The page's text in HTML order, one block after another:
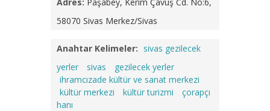
58070 Sivas Merkez/Sivas
Anahtar Kelimeler: sivas gezilecek
yerler
sivas
gezilecek yerler
ihramcızade kültür ve sanat merkezi
kültür merkezi
kültür turizmi
çorapçı
hanı